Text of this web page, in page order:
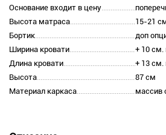
Основание входит в цену
Высота матраса
15-21
Бортик
доп
Ширина кровати
+ 10 см.
Длина кровати
+ 13 см.
Высота
87 см
Материал каркаса
массив